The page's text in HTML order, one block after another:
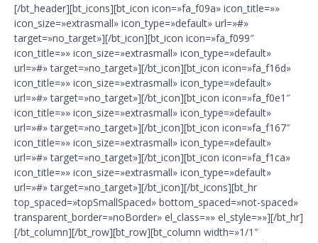
[/bt_header][bt_icons][bt_icon icon=»fa_f09a» icon_title=»»
icon_size=»extrasmall» icon_type=»default» url=»#»
target=»no_target»][/bt_icon][bt_icon icon=»fa_f099″
icon_title=»» icon_size=»extrasmall» icon_type=»default»
url=»#» target=»no_target»][/bt_icon][bt_icon icon=»fa_f16d»
icon_title=»» icon_size=»extrasmall» icon_type=»default»
url=»#» target=»no_target»][/bt_icon][bt_icon icon=»fa_f0e1″
icon_title=»» icon_size=»extrasmall» icon_type=»default»
url=»#» target=»no_target»][/bt_icon][bt_icon icon=»fa_f167″
icon_title=»» icon_size=»extrasmall» icon_type=»default»
url=»#» target=»no_target»][/bt_icon][bt_icon icon=»fa_f1ca»
icon_title=»» icon_size=»extrasmall» icon_type=»default»
url=»#» target=»no_target»][/bt_icon][/bt_icons][bt_hr
top_spaced=»topSmallSpaced» bottom_spaced=»not-spaced»
transparent_border=»noBorder» el_class=»» el_style=»»][/bt_hr]
[/bt_column][/bt_row][bt_row][bt_column width=»1/1″